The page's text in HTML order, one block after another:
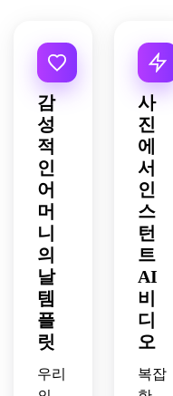
감
성
적
인
어
머
니
의
날
템
플
릿
우리
사
진
에
서
인
스
턴
트
AI
비
디
오
복잡